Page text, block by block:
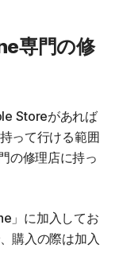
専門の修
Storeがあれば
って行ける範囲
の修理店に持っ
」に加入してお
購入の際は加入